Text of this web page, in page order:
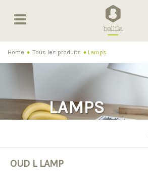
Home ♦ Tous les produits ♦ Lamps
LAMPS
OUD L LAMP